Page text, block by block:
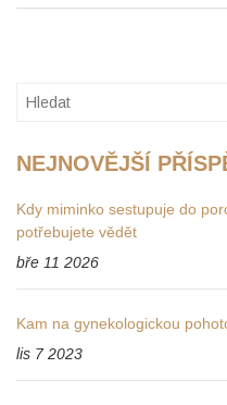
NEJNOVĚJŠÍ
Kdy miminko sestupuje do
potřebujete vědět
bře 11 2026
Kam na gynekologickou
lis 7 2023